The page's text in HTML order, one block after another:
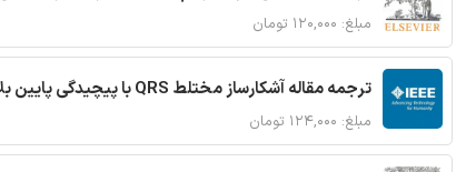
مبلغ: ۱۲۰,۰۰۰ تومان
ترجمه مقاله آشکارساز مختلط QRS با پیچیدگی پایین بلادرنگ جدید براساس آستانه گذاری تطبیقی
مبلغ: ۱۲۴,۰۰۰ تومان